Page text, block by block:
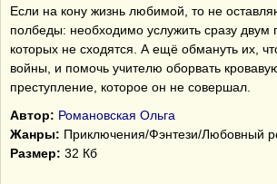
Если на кону жизнь любимой, то не
полбеды: необходимо услужить сразу двум
которых не сходятся. А ещё обмануть их,
войны, и помочь учителю оборвать
преступление, которое он не совершал.
Автор: Романовская Ольга
Жанры: Приключения/Фэнтези/Любовный
Размер: 32 Кб